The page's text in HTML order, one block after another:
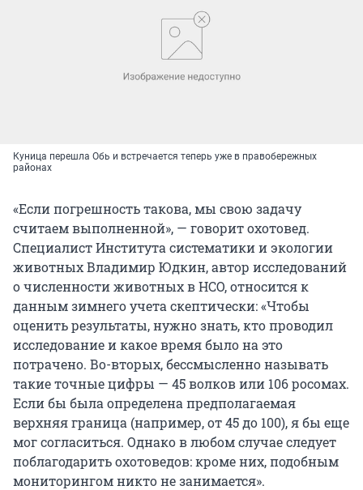
Куница перешла Обь и встречается теперь уже в правобережных
районах
«Если погрешность такова, мы свою задачу
считаем выполненной», — говорит охотовед.
Специалист Института систематики и экологии
животных Владимир Юдкин, автор исследований
о численности животных в НСО, относится к
данным зимнего учета скептически: «Чтобы
оценить результаты, нужно знать, кто проводил
исследование и какое время было на это
потрачено. Во-вторых, бессмысленно называть
такие точные цифры — 45 волков или 106 росомах.
Если бы была определена предполагаемая
верхняя граница (например, от 45 до 100), я бы еще
мог согласиться. Однако в любом случае следует
поблагодарить охотоведов: кроме них, подобным
мониторингом никто не занимается».